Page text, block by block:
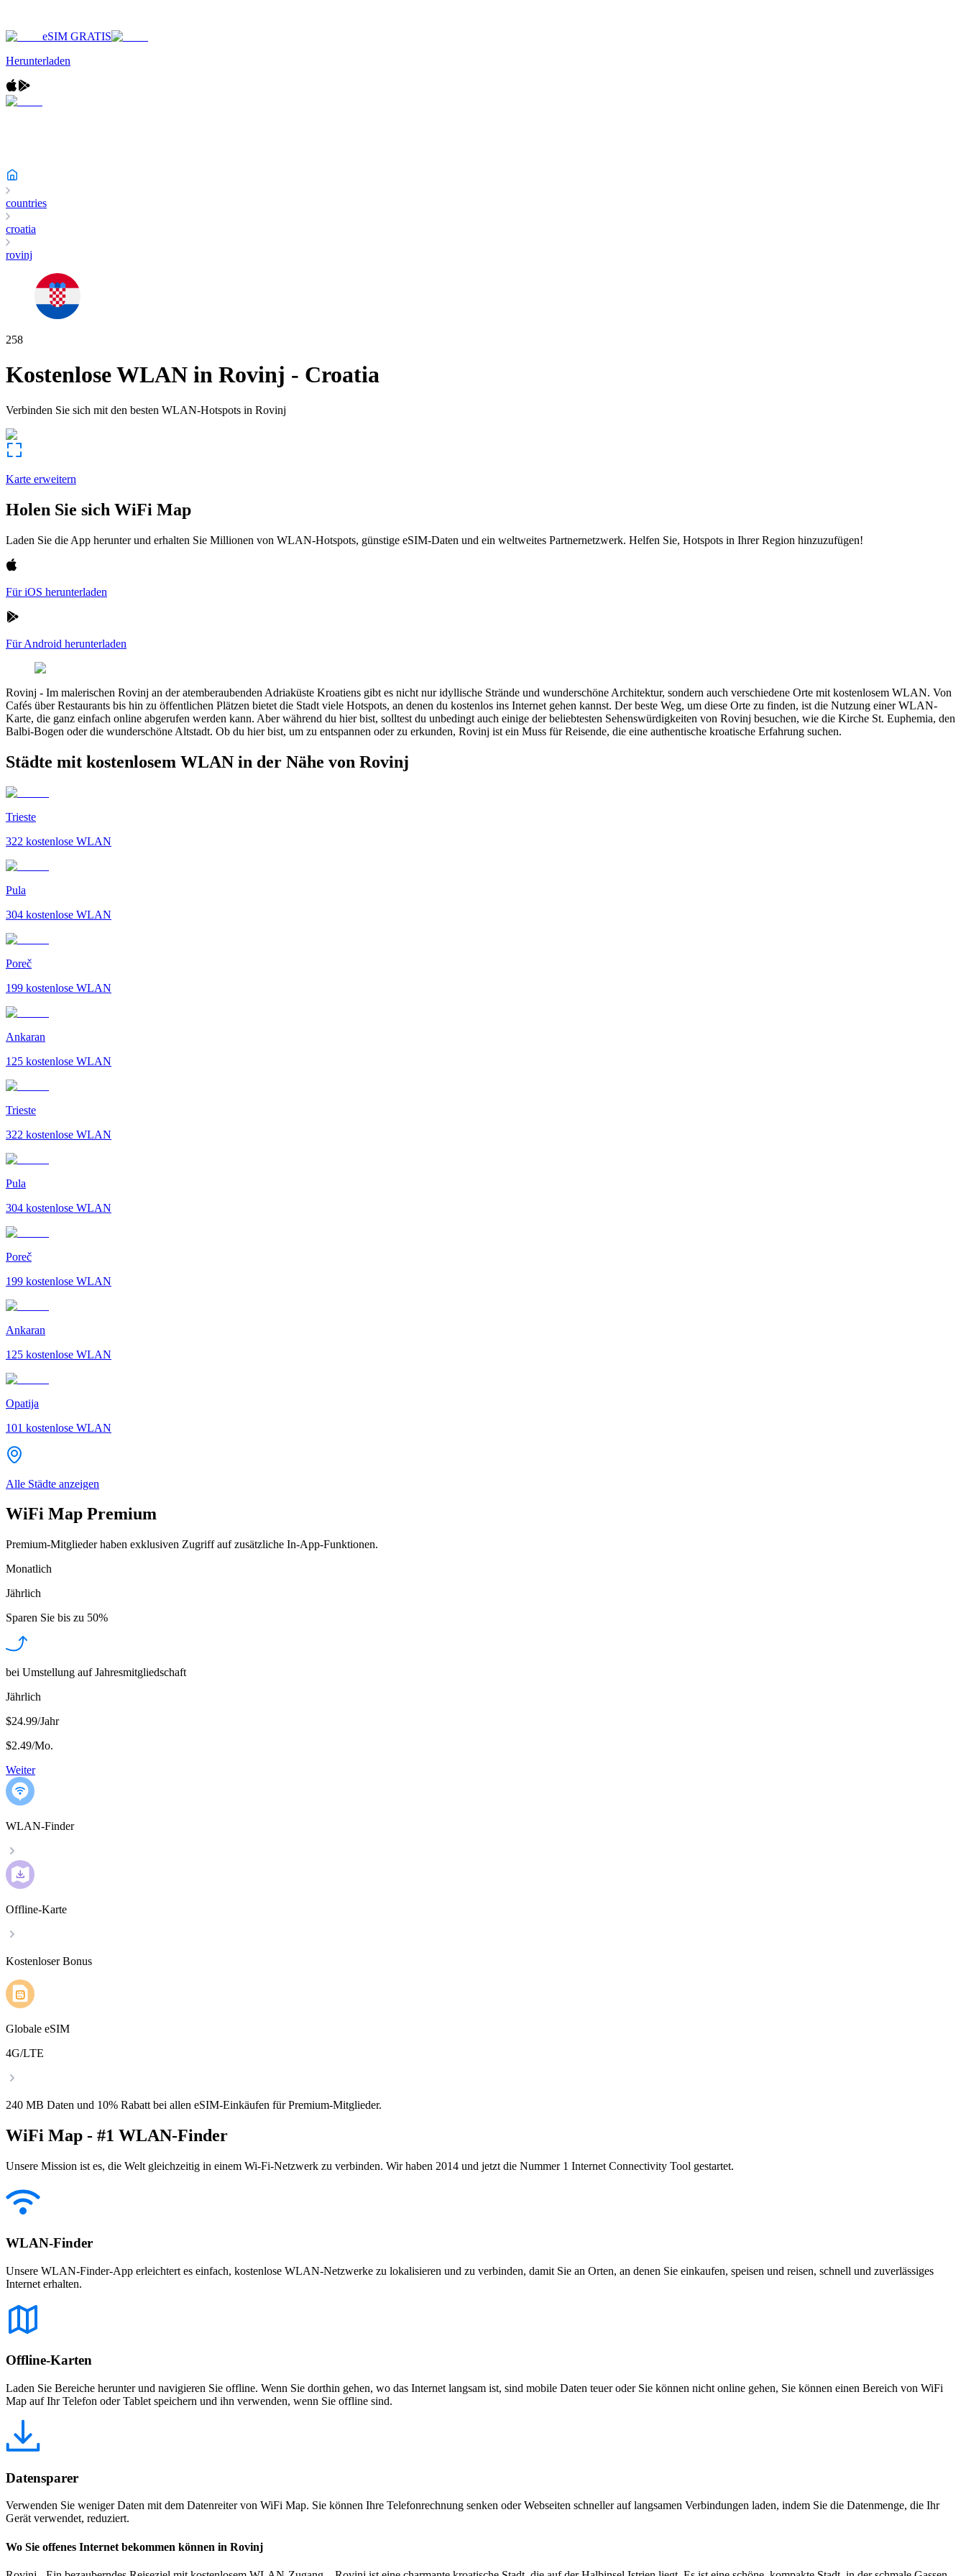
eSIM GRATIS
Herunterladen
countries
croatia
rovinj
258
Kostenlose WLAN in Rovinj - Croatia
Verbinden Sie sich mit den besten WLAN-Hotspots in Rovinj
Karte erweitern
Holen Sie sich WiFi Map
Laden Sie die App herunter und erhalten Sie Millionen von WLAN-Hotspots, günstige eSIM-Daten und ein weltweites Partnernetzwerk. Helfen Sie, Hotspots in Ihrer Region hinzuzufügen!
Für iOS herunterladen
Für Android herunterladen
Rovinj - Im malerischen Rovinj an der atemberaubenden Adriaküste Kroatiens gibt es nicht nur idyllische Strände und wunderschöne Architektur, sondern auch verschiedene Orte mit kostenlosem WLAN. Von
Cafés über Restaurants bis hin zu öffentlichen Plätzen bietet die Stadt viele Hotspots, an denen du kostenlos ins Internet gehen kannst. Der beste Weg, um diese Orte zu finden, ist die Nutzung einer WLAN-
Karte, die ganz einfach online abgerufen werden kann. Aber während du hier bist, solltest du unbedingt auch einige der beliebtesten Sehenswürdigkeiten von Rovinj besuchen, wie die Kirche St. Euphemia, den
Balbi-Bogen oder die wunderschöne Altstadt. Ob du hier bist, um zu entspannen oder zu erkunden, Rovinj ist ein Muss für Reisende, die eine authentische kroatische Erfahrung suchen.
Städte mit kostenlosem WLAN in der Nähe von Rovinj
Trieste
322 kostenlose WLAN
Pula
304 kostenlose WLAN
Poreč
199 kostenlose WLAN
Ankaran
125 kostenlose WLAN
Trieste
322 kostenlose WLAN
Pula
304 kostenlose WLAN
Poreč
199 kostenlose WLAN
Ankaran
125 kostenlose WLAN
Opatija
101 kostenlose WLAN
Alle Städte anzeigen
WiFi Map Premium
Premium-Mitglieder haben exklusiven Zugriff auf zusätzliche In-App-Funktionen.
Monatlich
Jährlich
Sparen Sie bis zu 50%
bei Umstellung auf Jahresmitgliedschaft
Jährlich
$24.99/Jahr
$2.49/Mo.
Weiter
WLAN-Finder
Offline-Karte
Kostenloser Bonus
Globale eSIM
4G/LTE
240 MB Daten und 10% Rabatt bei allen eSIM-Einkäufen für Premium-Mitglieder.
WiFi Map - #1 WLAN-Finder
Unsere Mission ist es, die Welt gleichzeitig in einem Wi-Fi-Netzwerk zu verbinden. Wir haben 2014 und jetzt die Nummer 1 Internet Connectivity Tool gestartet.
WLAN-Finder
Unsere WLAN-Finder-App erleichtert es einfach, kostenlose WLAN-Netzwerke zu lokalisieren und zu verbinden, damit Sie an Orten, an denen Sie einkaufen, speisen und reisen, schnell und zuverlässiges
Internet erhalten.
Offline-Karten
Laden Sie Bereiche herunter und navigieren Sie offline. Wenn Sie dorthin gehen, wo das Internet langsam ist, sind mobile Daten teuer oder Sie können nicht online gehen, Sie können einen Bereich von WiFi
Map auf Ihr Telefon oder Tablet speichern und ihn verwenden, wenn Sie offline sind.
Datensparer
Verwenden Sie weniger Daten mit dem Datenreiter von WiFi Map. Sie können Ihre Telefonrechnung senken oder Webseiten schneller auf langsamen Verbindungen laden, indem Sie die Datenmenge, die Ihr
Gerät verwendet, reduziert.
Wo Sie offenes Internet bekommen können in Rovinj